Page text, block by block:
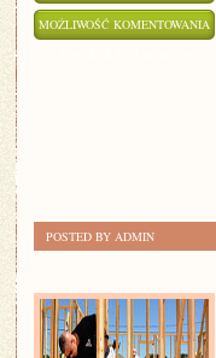
MOŻLIWOŚĆ KOMENTOWANIA
POSTED BY ADMIN